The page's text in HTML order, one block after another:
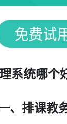
系统哪个
、排课教